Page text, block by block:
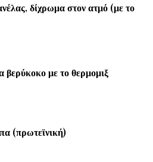
δίχρωμα στον ατμό (με το
με το θερμομιξ
(πρωτεϊνική)